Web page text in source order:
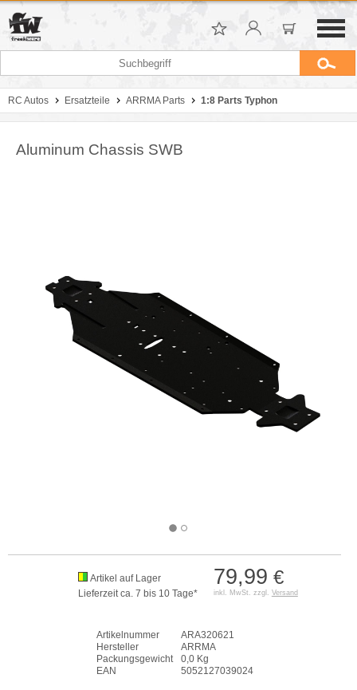
RC Autos Ersatzteile ARRMA Parts 1:8 Parts Typhon
Aluminum Chassis SWB
79,99 €
inkl. MwSt. zzgl. Versand
Artikel auf Lager
Lieferzeit ca. 7 bis 10 Tage*
Artikelnummer
ARA320621
Hersteller
ARRMA
Packungsgewicht
0,0 Kg
EAN
5052127039024